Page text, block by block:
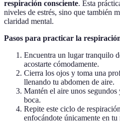
respiración consciente. Esta
niveles de estrés, sino que también
claridad mental.
Pasos para practicar la
Encuentra un lugar tranquilo
acostarte cómodamente.
Cierra los ojos y toma una
llenando tu abdomen de aire.
Mantén el aire unos
boca.
Repite este ciclo de
enfocándote únicamente en tu